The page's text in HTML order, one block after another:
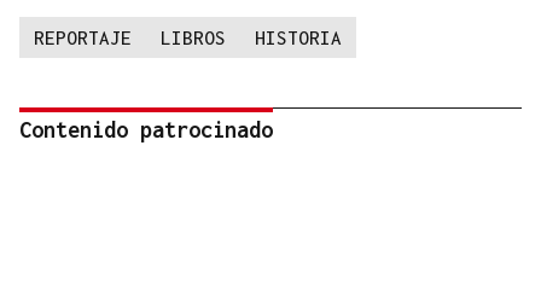
REPORTAJE LIBROS HISTORIA
Contenido patrocinado